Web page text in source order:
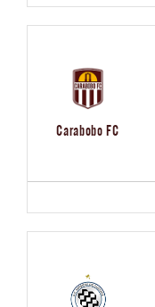
Carabobo FC